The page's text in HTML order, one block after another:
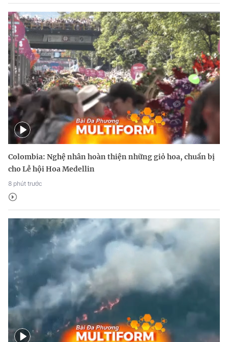
Colombia: Nghệ nhân hoàn thiện những giỏ hoa, chuẩn bị
cho Lễ hội Hoa Medellin
8 phút trước